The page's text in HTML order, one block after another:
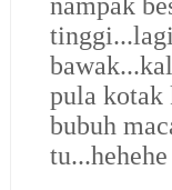
nampak
pula kotak
bubuh
tu...hehehe